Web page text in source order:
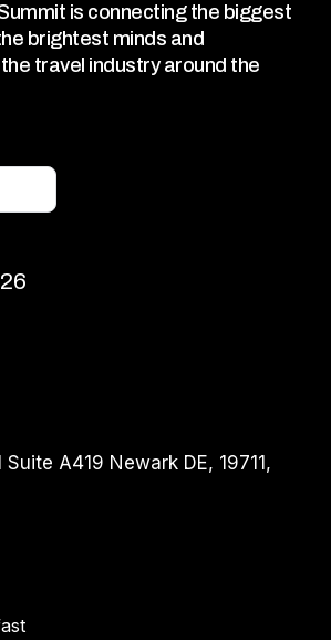
is connecting the biggest
brightest minds and
travel industry around the
Suite A419 Newark DE, 19711,